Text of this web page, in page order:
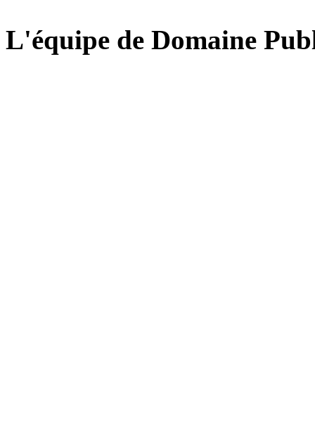
L'équipe de Domaine